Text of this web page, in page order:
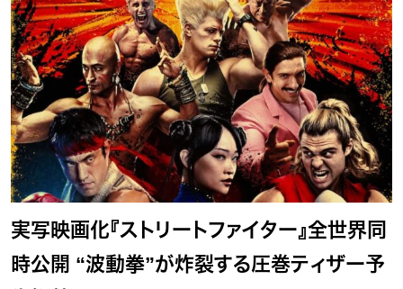
実写映画化『ストリートファイター』全世界同
時公開 “波動拳”が炸裂する圧巻ティザー予